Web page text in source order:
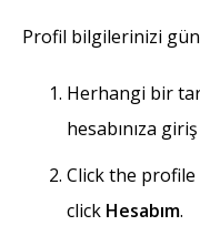
Profil bilgilerinizi
Herhangi bir
hesabınıza
Click the
click Hesabım.